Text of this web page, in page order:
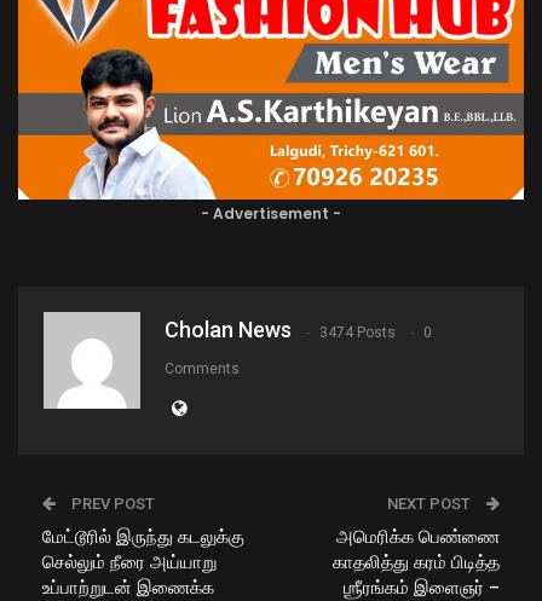
- Advertisement -
Cholan News 3474 Posts 0
Comments
PREV POST
மேட்டூரில் இருந்து கடலுக்கு
செல்லும் நீரை அய்யாறு
உப்பாற்றுடன் இணைக்க
NEXT POST
அமெரிக்க பெண்ணை
காதலித்து கரம் பிடித்த
ஶ்ரீரங்கம் இளைஞர் –